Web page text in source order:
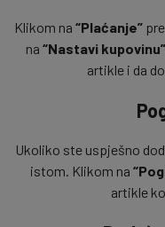
Klikom na “Plaćanje”
na “Nastavi kupovinu”
artikle i da
Ukoliko ste uspješno
istom. Klikom na
artikle